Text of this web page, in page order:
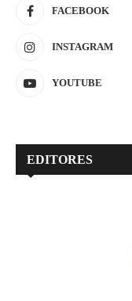
FACEBOOK
INSTAGRAM
YOUTUBE
EDITORES